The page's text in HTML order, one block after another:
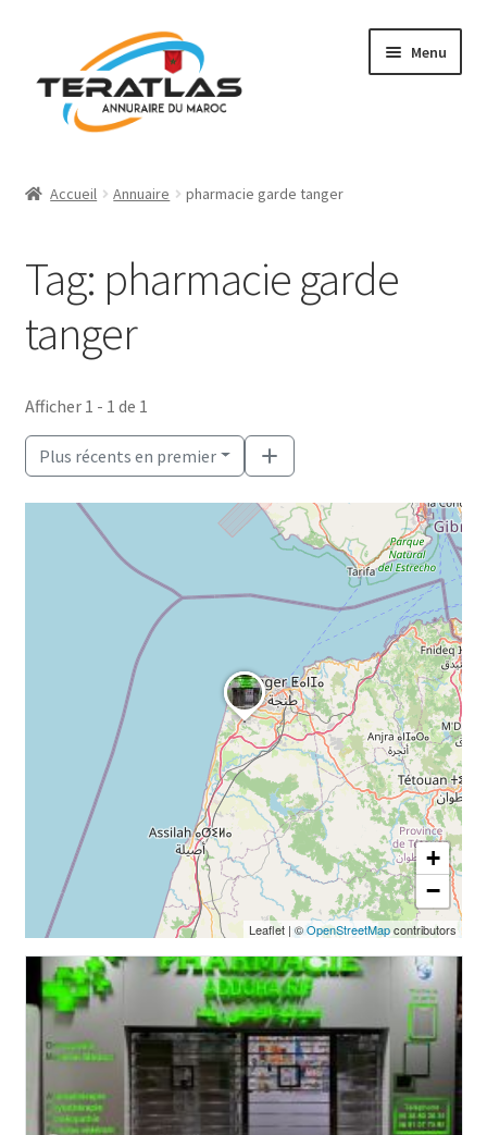
navigation
contenu
Menu
Annuaire
Régions et villes
Mon compte
Accueil Annuaire pharmacie garde tanger
Tag: pharmacie garde
tanger
Afficher 1 - 1 de 1
Plus récents en premier
+
−
Leaflet | ©OpenStreetMapcontributors